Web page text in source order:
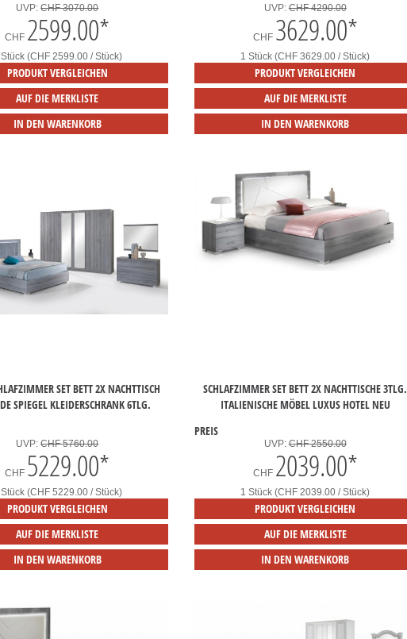
UVP:CHF 3070.00
CHF 2599.00*
(CHF 2599.00 / Stück)
PRODUKT VERGLEICHEN
AUF DIE MERKLISTE
IN DEN WARENKORB
UVP:CHF 4290.00
CHF 3629.00*
1 Stück (CHF 3629.00 / Stück)
PRODUKT VERGLEICHEN
AUF DIE MERKLISTE
IN DEN WARENKORB
SET BETT 2X NACHTTISCH
SPIEGEL KLEIDERSCHRANK 6TLG.
UVP:CHF 5760.00
CHF 5229.00*
(CHF 5229.00 / Stück)
PRODUKT VERGLEICHEN
AUF DIE MERKLISTE
IN DEN WARENKORB
SCHLAFZIMMER SET BETT 2X NACHTTISCHE 3TLG.
ITALIENISCHE MÖBEL LUXUS HOTEL NEU
PREIS
UVP:CHF 2550.00
CHF 2039.00*
1 Stück (CHF 2039.00 / Stück)
PRODUKT VERGLEICHEN
AUF DIE MERKLISTE
IN DEN WARENKORB